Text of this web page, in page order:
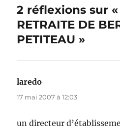
2 réflexions sur «
RETRAITE DE
PETITEAU »
laredo
17 mai 2007 à 12:03
un directeur